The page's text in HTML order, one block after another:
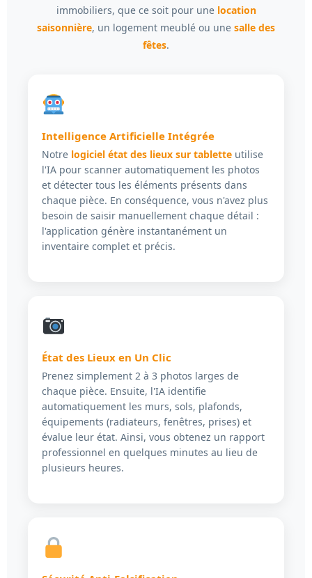
immobiliers, que ce soit pour une location
saisonnière, un logement meublé ou une salle des
fêtes.
Intelligence Artificielle Intégrée
Notre logiciel état des lieux sur tablette utilise
l'IA pour scanner automatiquement les photos
et détecter tous les éléments présents dans
chaque pièce. En conséquence, vous n'avez plus
besoin de saisir manuellement chaque détail :
l'application génère instantanément un
inventaire complet et précis.
État des Lieux en Un Clic
Prenez simplement 2 à 3 photos larges de
chaque pièce. Ensuite, l'IA identifie
automatiquement les murs, sols, plafonds,
équipements (radiateurs, fenêtres, prises) et
évalue leur état. Ainsi, vous obtenez un rapport
professionnel en quelques minutes au lieu de
plusieurs heures.